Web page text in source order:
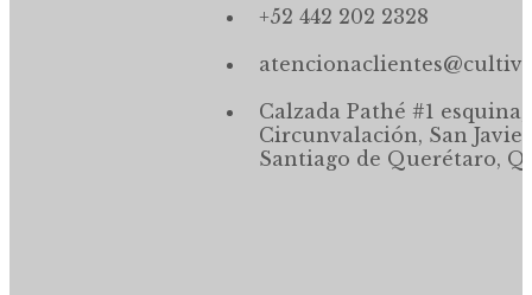
+52 442 202 2328
Calzada Pathé #1 esquina,
Circunvalación, San
Santiago de Querétaro,